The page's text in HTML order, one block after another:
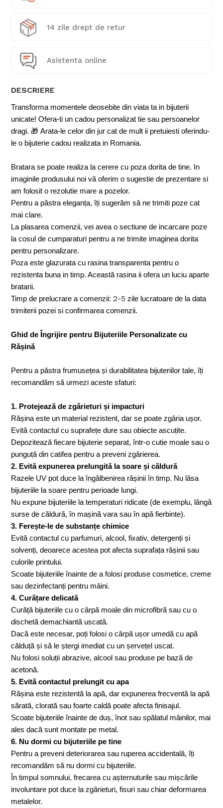
14 zile drept de retur
Asistenta online
DESCRIERE
Transforma momentele deosebite din viata ta in bijuterii
unicate! Ofera-ti un cadou personalizat tie sau persoanelor
dragi. 🎁Arata-le celor din jur cat de mult ii pretuiesti oferindu-
le o bijuterie cadou realizata in Romania.
Bratara se poate realiza la cerere cu poza dorita de tine. In
imaginile produsului noi vă oferim o sugestie de prezentare si
am folosit o rezolutie mare a pozelor.
Pentru a păstra eleganța, îți sugerăm să ne trimiti poze cat
mai clare.
La plasarea comenzii, vei avea o sectiune de incarcare poze
la cosul de cumparaturi pentru a ne trimite imaginea dorita
pentru personalizare.
Poza este glazurata cu rasina transparenta pentru o
rezistenta buna in timp. Această rasina ii ofera un luciu aparte
bratarii.
Timp de prelucrare a comenzii:2-5 zile lucratoare de la data
trimiterii pozei si confirmarea comenzii.
Ghid de Îngrijire pentru Bijuteriile Personalizate cu
Rășină
Pentru a păstra frumusețea și durabilitatea bijuteriilor tale, îți
recomandăm să urmezi aceste sfaturi:
1. Protejează de zgârieturi și impacturi
Rășina este un material rezistent, dar se poate zgâria ușor.
Evită contactul cu suprafețe dure sau obiecte ascuțite.
Depozitează fiecare bijuterie separat, într-o cutie moale sau o
punguță din catifea pentru a preveni zgârierea.
2. Evită expunerea prelungită la soare și căldură
Razele UV pot duce la îngălbenirea rășinii în timp. Nu lăsa
bijuteriile la soare pentru perioade lungi.
Nu expune bijuteriile la temperaturi ridicate (de exemplu, lângă
surse de căldură, în mașină vara sau în apă fierbinte).
3. Ferește-le de substanțe chimice
Evită contactul cu parfumuri, alcool, fixativ, detergenți și
solvenți, deoarece acestea pot afecta suprafața rășinii sau
culorile printului.
Scoate bijuteriile înainte de a folosi produse cosmetice, creme
sau dezinfectanți pentru mâini.
4. Curățare delicată
Curăță bijuteriile cu o cârpă moale din microfibră sau cu o
dischetă demachiantă uscată.
Dacă este necesar, poți folosi o cârpă ușor umedă cu apă
călduță și să le ștergi imediat cu un șervețel uscat.
Nu folosi soluții abrazive, alcool sau produse pe bază de
acetonă.
5. Evită contactul prelungit cu apa
Rășina este rezistentă la apă, dar expunerea frecventă la apă
sărată, clorată sau foarte caldă poate afecta finisajul.
Scoate bijuteriile înainte de duș, înot sau spălatul mâinilor, mai
ales dacă sunt montate pe metal.
6. Nu dormi cu bijuteriile pe tine
Pentru a preveni deteriorarea sau ruperea accidentală, îți
recomandăm să nu dormi cu bijuteriile.
În timpul somnului, frecarea cu așternuturile sau mișcările
involuntare pot duce la zgârieturi, fisuri sau chiar deformarea
metalelor.